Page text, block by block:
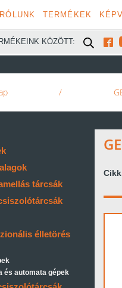
RÓLUNK TERMÉKEK
KÖZÖTT: 
/
tárcsák
élletörés
és automata gépek